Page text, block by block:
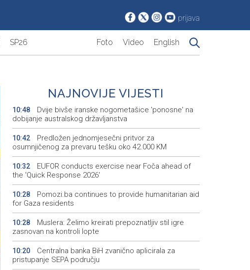
prijava
SP26 Foto Video English
NAJNOVIJE VIJESTI
10:48
Dvije bivše iranske nogometašice 'ponosne' na
dobijanje australskog državljanstva
10:42
Predložen jednomjesečni pritvor za
osumnjičenog za prevaru tešku oko 42.000 KM
10:32
EUFOR conducts exercise near Foča ahead of
the 'Quick Response 2026'
10:28
Pomozi.ba continues to provide humanitarian aid
for Gaza residents
10:28
Muslera: Želimo kreirati prepoznatljiv stil igre
zasnovan na kontroli lopte
10:20
Centralna banka BiH zvanično aplicirala za
pristupanje SEPA području